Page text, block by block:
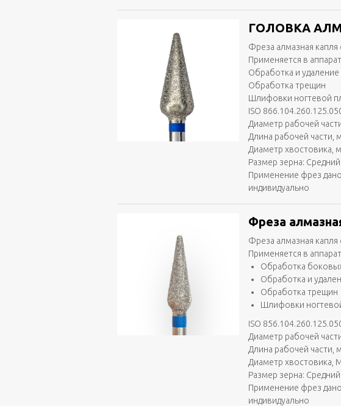
ГОЛОВКА
Фреза алмазная
Применяется в
Обработка и
Обработка трещин
Шлифовки ногтевой
ISO
Диаметр рабочей
Длина рабочей части,
Диаметр хвостовика,
Размер зерна: Средний
Применение фрез
индивидуально
Фреза
Фреза алмазная
Применяется в
Обработка
Обработка и
Обработка трещин
Шлифовки
ISO
Диаметр рабочей
Длина рабочей части,
Диаметр хвостовика,
Размер зерна: Средний
Применение фрез
индивидуально